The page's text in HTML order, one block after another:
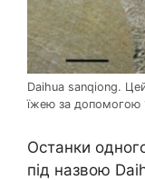
Daihua sanqiong.
їжею за допомогою
Останки
під назвою